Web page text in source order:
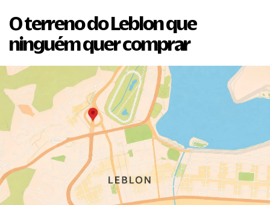
O terreno do Leblon que
ninguém quer comprar